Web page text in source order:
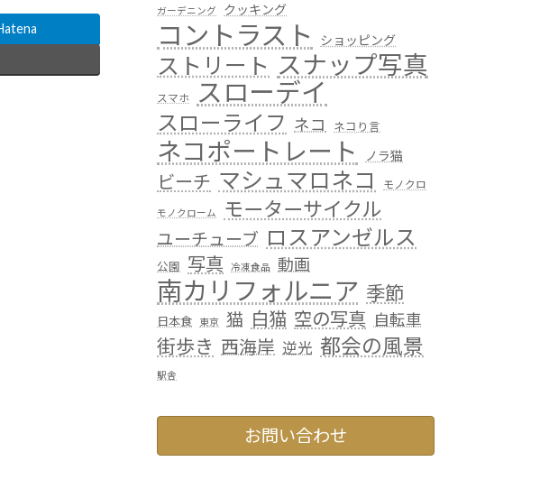
ガーデニング クッキング
コントラスト ショッピング
ストリート スナップ写真
スマホ スローデイ
スローライフ ネコ ネコり言
ネコポートレート ノラ猫
ビーチ マシュマロネコ モノクロ
モノクローム モーターサイクル
ユーチューブ ロスアンゼルス
公園 写真 冷凍食品 動画
南カリフォルニア 季節
日本食 東京 猫 白猫 空の写真 自転車
街歩き 西海岸 逆光 都会の風景
駅舎
お問い合わせ